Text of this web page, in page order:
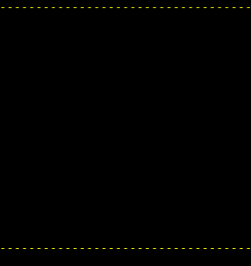
- - - - - - - - - - - - - - - - - - - - - - - - - - - - - - - - - -
- - - - - - - - - - - - - - - - - - - - - - - - - - - - - - - - - -